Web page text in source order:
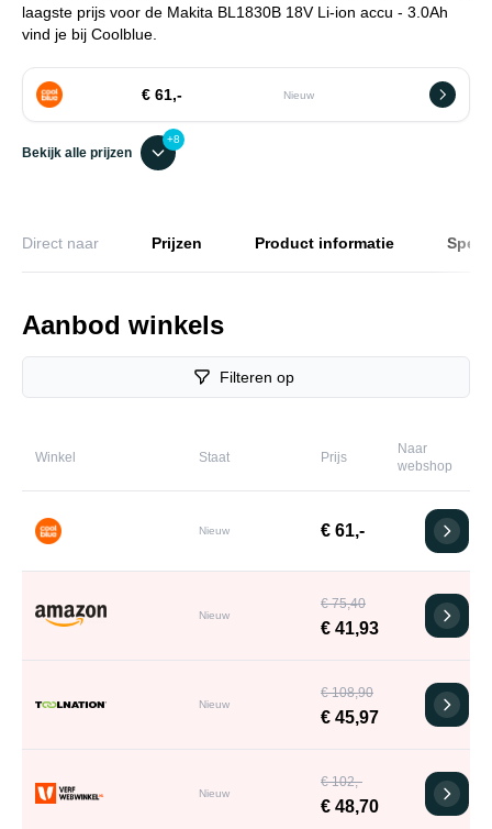
laagste prijs voor de Makita BL1830B 18V Li-ion accu - 3.0Ah
vind je bij Coolblue.
€ 61,- Nieuw
Bekijk alle prijzen
+8
Direct naar Prijzen Product informatie
Aanbod winkels
Filteren op
Winkel Staat Prijs
Naar
webshop
Nieuw € 61,-
Nieuw
€ 75,40
€ 41,93
Nieuw
€ 108,90
€ 45,97
Nieuw
€ 102,-
€ 48,70